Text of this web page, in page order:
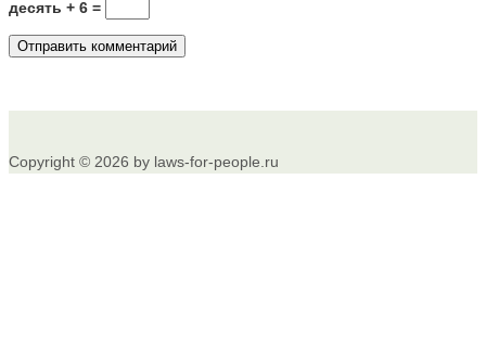
десять + 6 =
Copyright © 2026 by laws-for-people.ru